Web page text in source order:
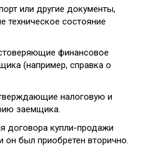
или другие документы,
состояние
финансовое
(например, справка о
налоговую и
заемщика.
договора купли-продажи
он был приобретен вторично.